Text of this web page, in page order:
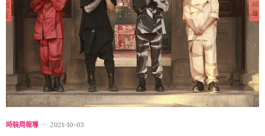
時裝周報導 2021-10-03